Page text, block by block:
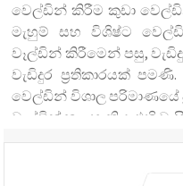
වෙල්ඩින් කිරීම කුඩා
මැහුම් සහ විශිෂ්ට
වෑල්ඩින් කිරීමෙන් පසු,
වැඩිදුර ප්‍රතිකාරයක්
වෙල්ඩින් විශාල පරිමාණයේ
වෑල්ඩින් කළ හැකිය. එහි වාසි